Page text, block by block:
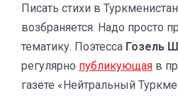
Писать стихи в
возбраняется. Надо просто
тематику. Поэтесса Гозель
регулярно публикующая в
газете «Нейтральный